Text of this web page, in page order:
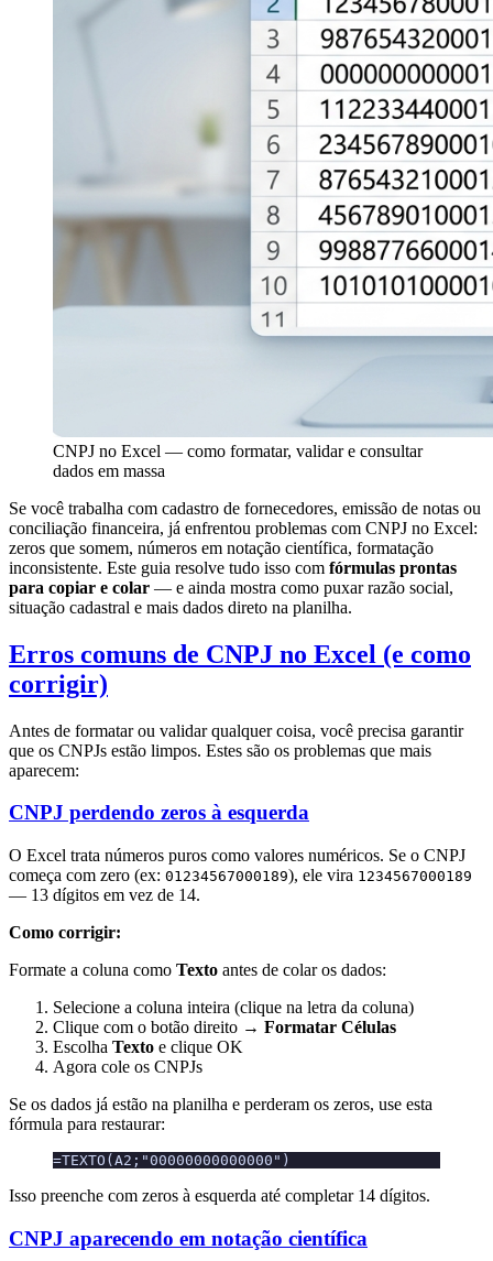
CNPJ no Excel — como formatar, validar e consultar
dados em massa
Se você trabalha com cadastro de fornecedores, emissão de notas ou
conciliação financeira, já enfrentou problemas com CNPJ no Excel:
zeros que somem, números em notação científica, formatação
inconsistente. Este guia resolve tudo isso com fórmulas prontas
para copiar e colar — e ainda mostra como puxar razão social,
situação cadastral e mais dados direto na planilha.
Erros comuns de CNPJ no Excel (e como
corrigir)
Antes de formatar ou validar qualquer coisa, você precisa garantir
que os CNPJs estão limpos. Estes são os problemas que mais
aparecem:
CNPJ perdendo zeros à esquerda
O Excel trata números puros como valores numéricos. Se o CNPJ
começa com zero (ex: 01234567000189), ele vira 1234567000189
— 13 dígitos em vez de 14.
Como corrigir:
Formate a coluna como Texto antes de colar os dados:
Selecione a coluna inteira (clique na letra da coluna)
Clique com o botão direito → Formatar Células
Escolha Texto e clique OK
Agora cole os CNPJs
Se os dados já estão na planilha e perderam os zeros, use esta
fórmula para restaurar:
=TEXTO(A2;"00000000000000")
Isso preenche com zeros à esquerda até completar 14 dígitos.
CNPJ aparecendo em notação científica